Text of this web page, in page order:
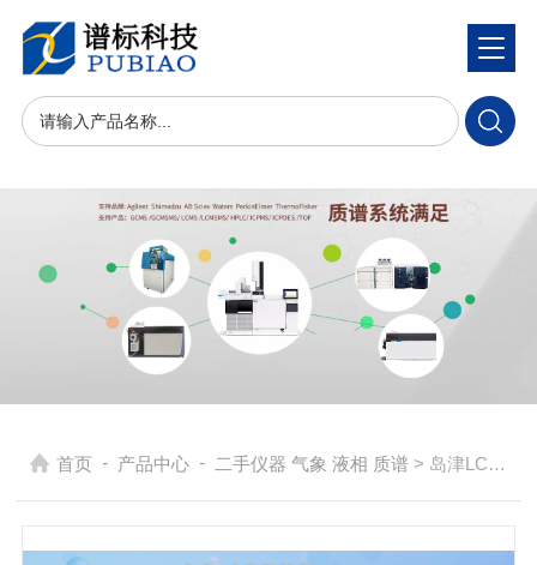
首页 - 产品中心 - 二手仪器 气象 液相 质谱 > 岛津LC-40BX3 超高效液相色谱仪